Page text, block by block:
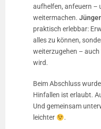
aufhelfen, anfeuern –
weitermachen.
praktisch erlebbar:
alles zu können,
weiterzugehen – auch
wird.
Beim Abschluss
Hinfallen ist erlaubt.
Und gemeinsam
leichter
.